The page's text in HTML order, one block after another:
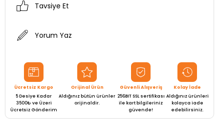
Tavsiye Et
Yorum Yaz
Ücretsiz Kargo
5 Desiye Kadar
3500₺ ve Üzeri
Ücretsiz Gönderim
Orijinal Ürün
Aldığınız bütün ürünler
orijinaldir.
Güvenli Alışveriş
256BIT SSL sertifikası
ile kart bilgileriniz
güvende!
Kolay İade
Aldığınız ürünleri
kolayca iade
edebilirsiniz.